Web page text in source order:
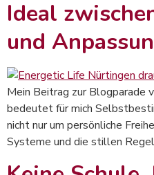
Ideal
und
Mein Beitrag zur Blogparade
bedeutet für mich
nicht nur um persönliche
Systeme und die stillen